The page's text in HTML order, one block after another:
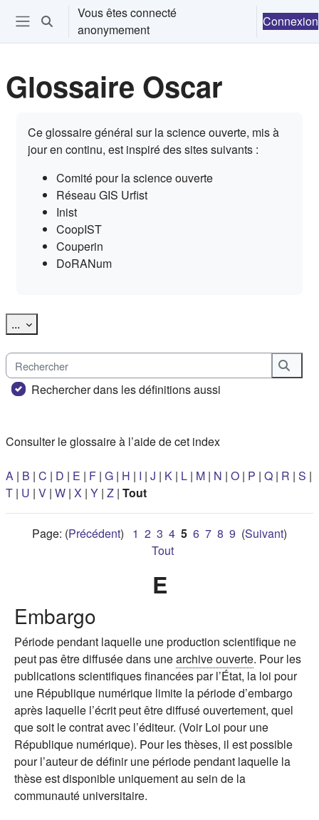
Passer au contenu principal
Ouvrir le menu de navigation
Activer/désactiver la saisie de recherche
Vous êtes connecté
anonymement
Connexion
Glossaire Oscar
Ce glossaire général sur la science ouverte, mis à
jour en continu, est inspiré des sites suivants :
Comité pour la science ouverte
Réseau GIS Urfist
Inist
CoopIST
Couperin
DoRANum
... Exporter des articles
Rechercher
Rechercher dans les définitions aussi
Consulter le glossaire à l’aide de cet index
A | B | C | D | E | F | G | H | I | J | K | L | M | N | O | P | Q | R | S |
T | U | V | W | X | Y | Z | Tout
Page: (Précédent) 1 2 3 4 5 6 7 8 9 (Suivant)
Tout
E
Embargo
Période pendant laquelle une production scientifique ne
peut pas être diffusée dans unearchive ouverte. Pour les
publications scientifiques financées par l’État, la loi pour
une République numérique limite la période d’embargo
après laquelle l’écrit peut être diffusé ouvertement, quel
que soit le contrat avec l’éditeur. (Voir Loi pour une
République numérique). Pour les thèses, il est possible
pour l’auteur de définir une période pendant laquelle la
thèse est disponible uniquement au sein de la
communauté universitaire.